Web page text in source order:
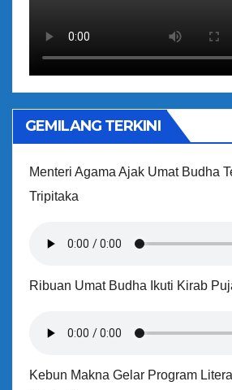
GEMILANG TERKINI
Menteri Agama Ajak Umat Budha
Tripitaka
Ribuan Umat Budha Ikuti Kirab
Kebun Makna Gelar Program